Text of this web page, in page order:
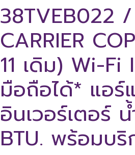
38TVEB022
CARRIER
11 เดิม) Wi-
มือถือได้* แอร์
อินเวอร์เตอร์
BTU. พร้อมบ